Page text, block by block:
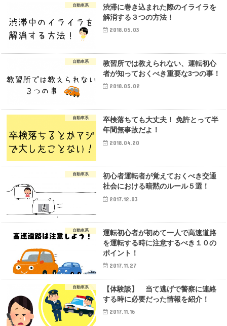
自動車系
渋滞に巻き込まれた際のイライラを
解消する３つの方法！
2018.05.03
自動車系
教習所では教えられない、運転初心
者が知っておくべき重要な3つの事！
2018.05.02
自動車系
卒検落ちても大丈夫！ 免許とって半
年間無事故だよ！
2018.04.20
自動車系
初心者運転者が覚えておくべき交通
社会における暗黙のルール５選！
2017.12.03
自動車系
運転初心者が初めて一人で高速道路
を運転する時に注意するべき１０の
ポイント！
2017.11.27
自動車系
【体験談】 当て逃げで警察に連絡
する時に必要だった情報を紹介！
2017.11.16